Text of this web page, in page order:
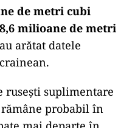
de metri cubi
milioane de metri
arătat datele
rusești suplimentare
probabil în